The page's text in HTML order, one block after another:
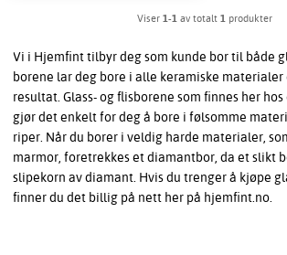
Viser 1-1 av totalt 1 produkter
Vi i Hjemfint tilbyr deg som kunde bor til både
borene lar deg bore i alle keramiske
resultat. Glass- og flisborene som finnes her
gjør det enkelt for deg å bore i følsomme
riper. Når du borer i veldig harde materialer,
marmor, foretrekkes et diamantbor, da et slikt
slipekorn av diamant. Hvis du trenger å kjøpe
finner du det billig på nett her på hjemfint.no.